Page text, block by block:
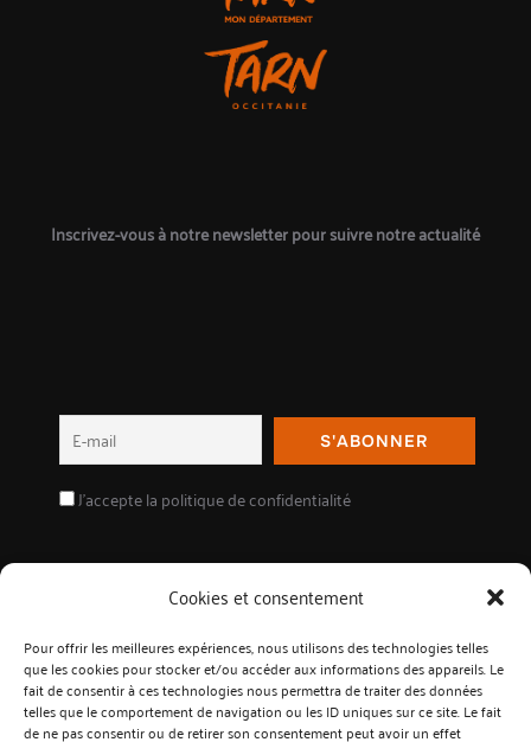
Cookies et consentement
Pour offrir les meilleures expériences, nous utilisons des technologies telles
que les cookies pour stocker et/ou accéder aux informations des appareils. Le
fait de consentir à ces technologies nous permettra de traiter des données
telles que le comportement de navigation ou les ID uniques sur ce site. Le fait
de ne pas consentir ou de retirer son consentement peut avoir un effet
Inscrivez-vous à notre newsletter pour suivre notre actualité
J'accepte la politique de confidentialité
Suivez-nous sur les réseaux !